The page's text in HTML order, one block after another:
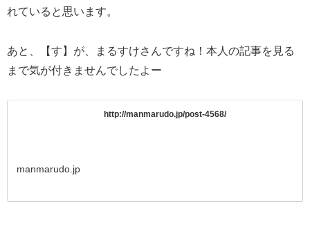
れていると思います。
あと、【す】が、まるすけさんですね！本人の記事を見る
まで気が付きませんでしたよー
http://manmarudo.jp/post-4568/
manmarudo.jp